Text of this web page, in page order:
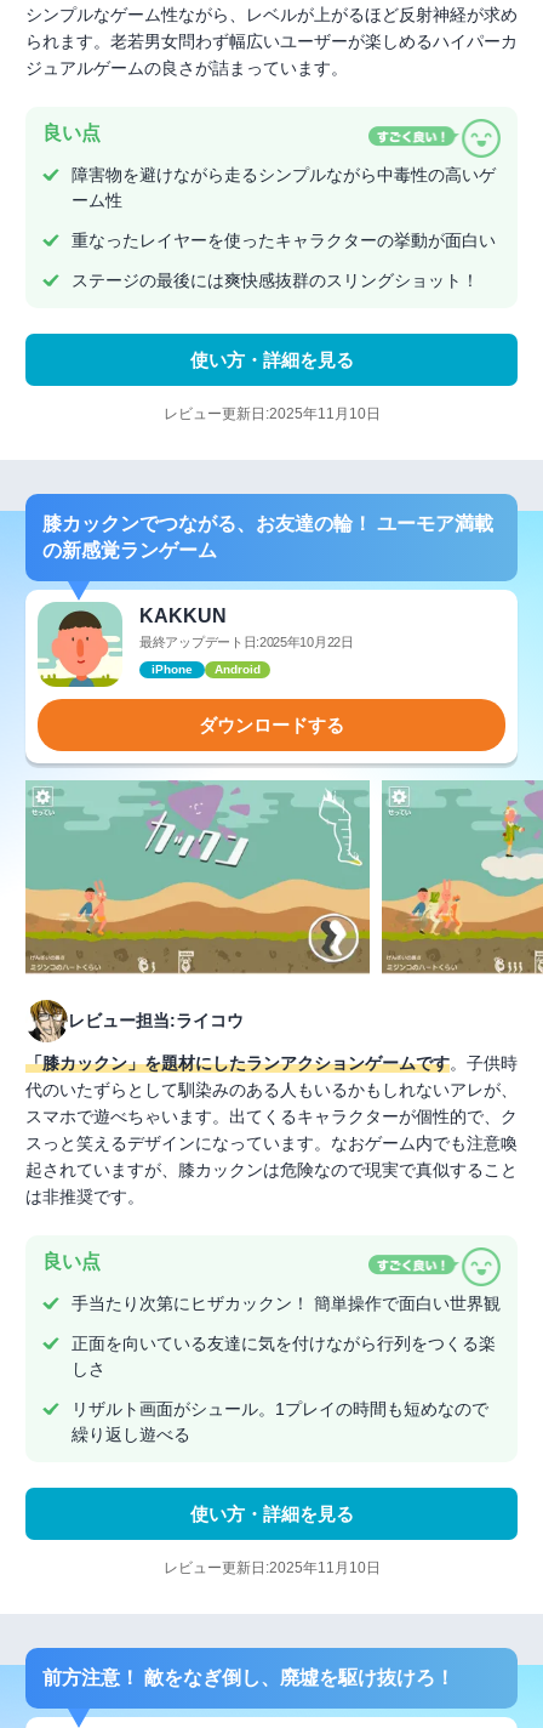
シンプルなゲーム性ながら、レベルが上がるほど反射神経が求め
られます。老若男女問わず幅広いユーザーが楽しめるハイパーカ
ジュアルゲームの良さが詰まっています。
良い点
障害物を避けながら走るシンプルながら中毒性の高いゲ
ーム性
重なったレイヤーを使ったキャラクターの挙動が面白い
ステージの最後には爽快感抜群のスリングショット！
使い方・詳細を見る
レビュー更新日:2025年11月10日
膝カックンでつながる、お友達の輪！ ユーモア満載
の新感覚ランゲーム
KAKKUN
最終アップデート日:2025年10月22日
iPhone Android
ダウンロードする
レビュー担当:ライコウ
「膝カックン」を題材にしたランアクションゲームです。子供時
代のいたずらとして馴染みのある人もいるかもしれないアレが、
スマホで遊べちゃいます。出てくるキャラクターが個性的で、ク
スっと笑えるデザインになっています。なおゲーム内でも注意喚
起されていますが、膝カックンは危険なので現実で真似すること
は非推奨です。
良い点
手当たり次第にヒザカックン！ 簡単操作で面白い世界観
正面を向いている友達に気を付けながら行列をつくる楽
しさ
リザルト画面がシュール。1プレイの時間も短めなので
繰り返し遊べる
使い方・詳細を見る
レビュー更新日:2025年11月10日
前方注意！ 敵をなぎ倒し、廃墟を駆け抜けろ！